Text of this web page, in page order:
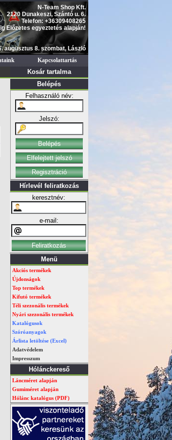
N-Team Shop Kft.
2120 Dunakeszi, Szántó u. 6.
Telefon: +36309408265
Előzetes egyeztetés alapján!
augusztus 8. szombat, László
Kapcsolattartás
Kosár tartalma
Belépés
Felhasználó név:
Jelszó:
Hírlevél feliratkozás
keresztnév:
e-mail:
Menü
Akciós termékek
Újdonságok
Top termékek
Kifutó termékek
Téli szezonális termékek
Nyári szezonális termékek
Katalógusok
Szóróanyagok
Árlista letöltése (Excel)
Adatvédelem
Impresszum
Hólánckereső
Láncméret alapján
Gumiméret alapján
Hólánc katalógus (PDF)